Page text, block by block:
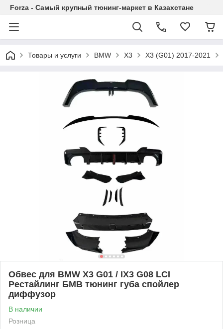
Forza - Самый крупный тюнинг-маркет в Казахстане
Товары и услуги BMW X3 X3 (G01) 2017-2021
Обвес для BMW X3 G01 / IX3 G08 LCI
Рестайлинг БМВ тюнинг губа спойлер
диффузор
В наличии
Розница